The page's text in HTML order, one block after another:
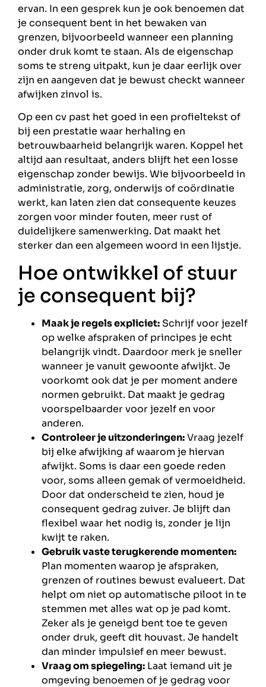
ervan. In een gesprek kun je ook benoemen dat
je consequent bent in het bewaken van
grenzen, bijvoorbeeld wanneer een planning
onder druk komt te staan. Als de eigenschap
soms te streng uitpakt, kun je daar eerlijk over
zijn en aangeven dat je bewust checkt wanneer
afwijken zinvol is.
Op een cv past het goed in een profieltekst of
bij een prestatie waar herhaling en
betrouwbaarheid belangrijk waren. Koppel het
altijd aan resultaat, anders blijft het een losse
eigenschap zonder bewijs. Wie bijvoorbeeld in
administratie, zorg, onderwijs of coördinatie
werkt, kan laten zien dat consequente keuzes
zorgen voor minder fouten, meer rust of
duidelijkere samenwerking. Dat maakt het
sterker dan een algemeen woord in een lijstje.
Hoe ontwikkel of stuur
je consequent bij?
Maak je regels expliciet: Schrijf voor jezelf
op welke afspraken of principes je echt
belangrijk vindt. Daardoor merk je sneller
wanneer je vanuit gewoonte afwijkt. Je
voorkomt ook dat je per moment andere
normen gebruikt. Dat maakt je gedrag
voorspelbaarder voor jezelf en voor
anderen.
Controleer je uitzonderingen:Vraag jezelf
bij elke afwijking af waarom je hiervan
afwijkt. Soms is daar een goede reden
voor, soms alleen gemak of vermoeidheid.
Door dat onderscheid te zien, houd je
consequent gedrag zuiver. Je blijft dan
flexibel waar het nodig is, zonder je lijn
kwijt te raken.
Gebruik vaste terugkerende momenten:
Plan momenten waarop je afspraken,
grenzen of routines bewust evalueert. Dat
helpt om niet op automatische piloot in te
stemmen met alles wat op je pad komt.
Zeker als je geneigd bent toe te geven
onder druk, geeft dit houvast. Je handelt
dan minder impulsief en meer bewust.
Vraag om spiegeling: Laat iemand uit je
omgeving benoemen of je gedrag voor